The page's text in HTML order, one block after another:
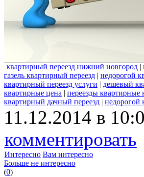
квартирный переезд нижний новгород |
газель квартирный переезд | недорогой
квартирный переезд услуги | дешевый
квартирные цена | переезды
квартирный дачный переезд | недорогой
11.12.2014 в
комментировать
Интересно Вам интересно
Больше не интересно
(0)